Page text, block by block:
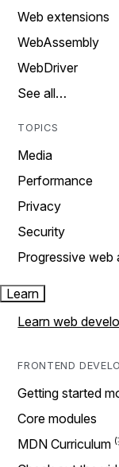
Web extensions
WebAssembly
WebDriver
See all…
TOPICS
Media
Performance
Privacy
Security
Progressive web
Learn
Learn web
FRONTEND
Getting started
Core modules
MDN Curriculum